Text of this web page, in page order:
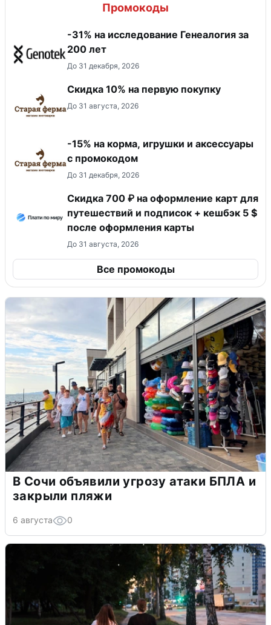
Промокоды
-31% на исследование Генеалогия за
200 лет
До 31 декабря, 2026
Скидка​ 10% на первую покупку
До 31 августа, 2026
-15% на корма, игрушки и аксессуары
с промокодом
До 31 декабря, 2026
Скидка 700 ₽ на оформление карт для
путешествий и подписок + кешбэк 5 $
после оформления карты
До 31 августа, 2026
Все промокоды
В Сочи объявили угрозу атаки БПЛА и
закрыли пляжи
6 августа 0